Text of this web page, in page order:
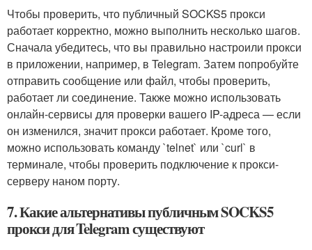
Чтобы проверить, что публичный SOCKS5 прокси
работает корректно, можно выполнить несколько шагов.
Сначала убедитесь, что вы правильно настроили прокси
в приложении, например, в Telegram. Затем попробуйте
отправить сообщение или файл, чтобы проверить,
работает ли соединение. Также можно использовать
онлайн-сервисы для проверки вашего IP-адреса — если
он изменился, значит прокси работает. Кроме того,
можно использовать команду `telnet` или `curl` в
терминале, чтобы проверить подключение к прокси-
серверу наном порту.
7. Какие альтернативы публичным SOCKS5
прокси для Telegram существуют